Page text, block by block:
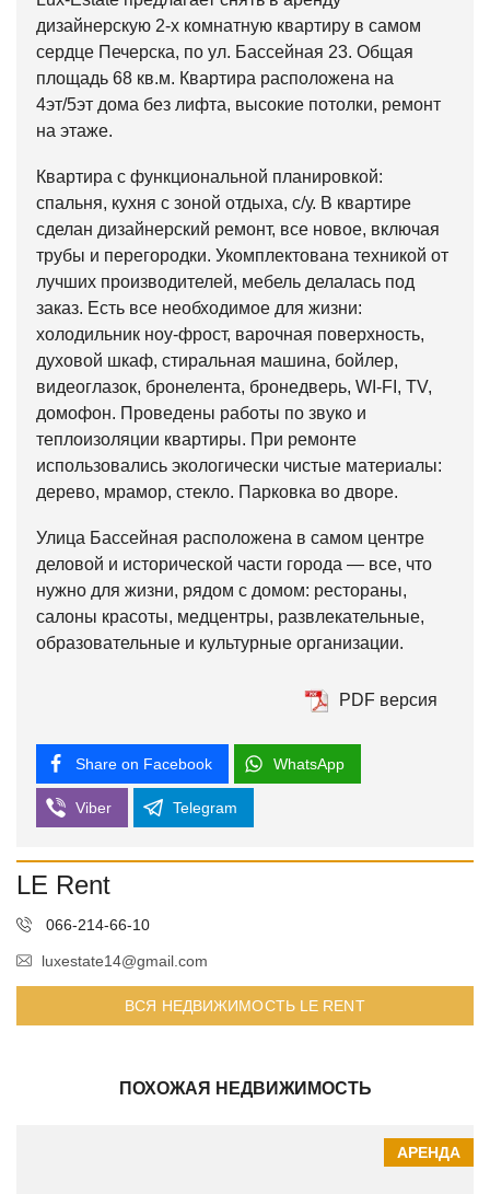
дизайнерскую 2-х комнатную квартиру в самом
сердце Печерска, по ул. Бассейная 23. Общая
площадь 68 кв.м. Квартира расположена на
4эт/5эт дома без лифта, высокие потолки, ремонт
на этаже.
Квартира с функциональной планировкой:
спальня, кухня с зоной отдыха, с/у. В квартире
сделан дизайнерский ремонт, все новое, включая
трубы и перегородки. Укомплектована техникой от
лучших производителей, мебель делалась под
заказ. Есть все необходимое для жизни:
холодильник ноу-фрост, варочная поверхность,
духовой шкаф, стиральная машина, бойлер,
видеоглазок, бронелента, бронедверь, WI-FI, TV,
домофон. Проведены работы по звуко и
теплоизоляции квартиры. При ремонте
использовались экологически чистые материалы:
дерево, мрамор, стекло. Парковка во дворе.
Улица Бассейная расположена в самом центре
деловой и исторической части города — все, что
нужно для жизни, рядом с домом: рестораны,
салоны красоты, медцентры, развлекательные,
образовательные и культурные организации.
PDF версия
Share on Facebook WhatsApp
Viber Telegram
LE Rent
066-214-66-10
luxestate14@gmail.com
ВСЯ НЕДВИЖИМОСТЬ LE RENT
ПОХОЖАЯ НЕДВИЖИМОСТЬ
АРЕНДА